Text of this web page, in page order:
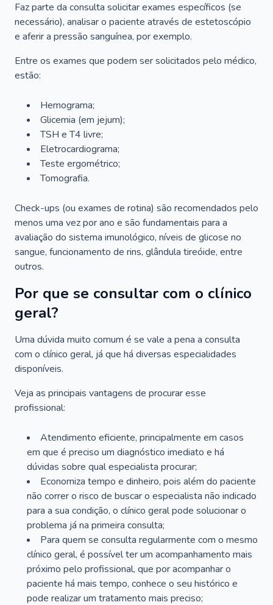
Faz parte da consulta solicitar exames específicos (se
necessário), analisar o paciente através de estetoscópio
e aferir a pressão sanguínea, por exemplo.
Entre os exames que podem ser solicitados pelo médico,
estão:
Hemograma;
Glicemia (em jejum);
TSH e T4 livre;
Eletrocardiograma;
Teste ergométrico;
Tomografia.
Check-ups (ou exames de rotina) são recomendados pelo
menos uma vez por ano e são fundamentais para a
avaliação do sistema imunológico, níveis de glicose no
sangue, funcionamento de rins, glândula tireóide, entre
outros.
Por que se consultar com o clínico
geral?
Uma dúvida muito comum é se vale a pena a consulta
com o clínico geral, já que há diversas especialidades
disponíveis.
Veja as principais vantagens de procurar esse
profissional:
Atendimento eficiente, principalmente em casos
em que é preciso um diagnóstico imediato e há
dúvidas sobre qual especialista procurar;
Economiza tempo e dinheiro, pois além do paciente
não correr o risco de buscar o especialista não indicado
para a sua condição, o clínico geral pode solucionar o
problema já na primeira consulta;
Para quem se consulta regularmente com o mesmo
clínico geral, é possível ter um acompanhamento mais
próximo pelo profissional, que por acompanhar o
paciente há mais tempo, conhece o seu histórico e
pode realizar um tratamento mais preciso;